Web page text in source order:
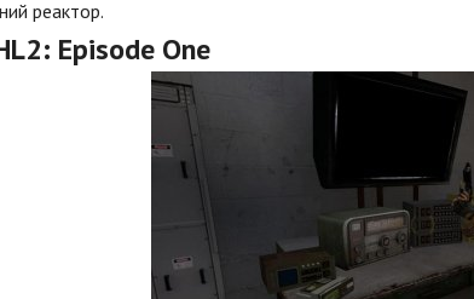
реактор.
Episode One